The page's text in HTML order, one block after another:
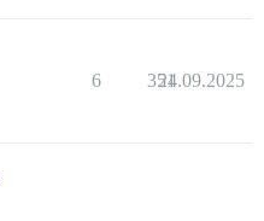
6 351
24.09.2025